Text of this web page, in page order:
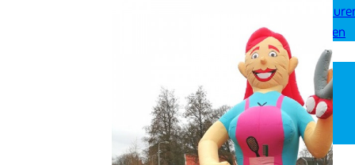
Klassieke Abraham
Indoor Abraham huren
Opblaasfiguren
Geboorteborden
Ooievaar op nest
Spandoek geboorte
Huwelijk